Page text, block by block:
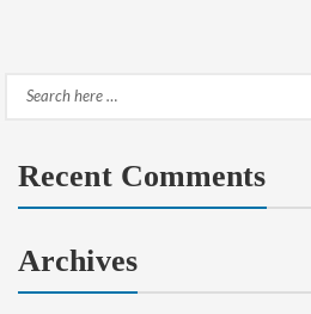
Search
Recent Comments
Archives